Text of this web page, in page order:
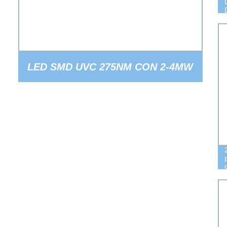
LED SMD UVC 275NM CON 2-4MW